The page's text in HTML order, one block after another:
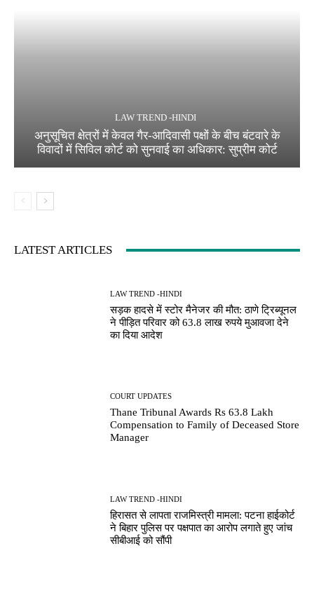
LAW TREND -HINDI
अनुसूचित क्षेत्रों में केवल गैर-आदिवासी पक्षों के बीच बंटवारे के
विवादों में सिविल कोर्ट को सुनवाई का अधिकार: सुप्रीम कोर्ट
LATEST ARTICLES
LAW TREND -HINDI
सड़क हादसे में स्टोर मैनेजर की मौत: ठाणे ट्रिब्यूनल
ने पीड़ित परिवार को 63.8 लाख रुपये मुआवजा देने
का दिया आदेश
COURT UPDATES
Thane Tribunal Awards Rs 63.8 Lakh
Compensation to Family of Deceased Store
Manager
LAW TREND -HINDI
हिरासत से लापता राजमिस्त्री मामला: पटना हाईकोर्ट
ने बिहार पुलिस पर पक्षपात का आरोप लगाते हुए जांच
सीबीआई को सौंपी